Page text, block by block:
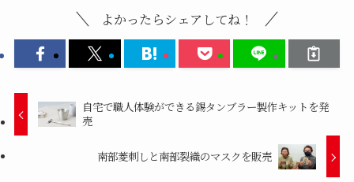
よかったらシェアしてね！
自宅で職人体験ができる錫タンブラー製作キットを発
売
南部菱刺しと南部裂織のマスクを販売